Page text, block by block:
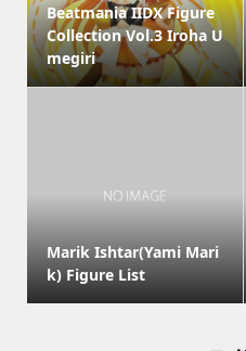
Beatmania IIDX Figure
Collection Vol.3 Iroha U
megiri
Marik Ishtar(Yami Mari
k) Figure List